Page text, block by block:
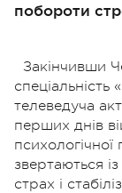
побороти
Закінчивши
спеціальність
телеведуча
перших днів
звертаються
страх і